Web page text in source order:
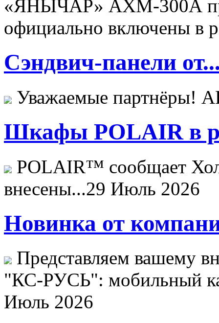
«ЯНЫЧАР» АХМ-300А
официально включены в
Сэндвич-панели
Уважаемые
Шкафы POLAIR в
POLAIR™ сообщает
внесены...29 Июль 2026
Новинка от
Представляем вашему
"КС-РУСЬ": мобильный
Июль 2026